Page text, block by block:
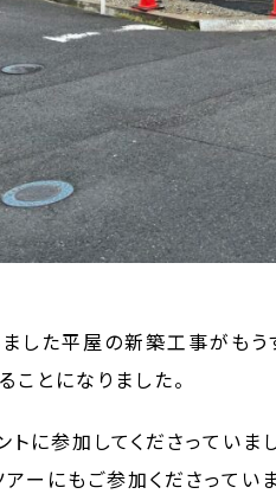
した平屋の新築工事がもう
とになりました。
トに参加してくださってい
ーにもご参加くださってい